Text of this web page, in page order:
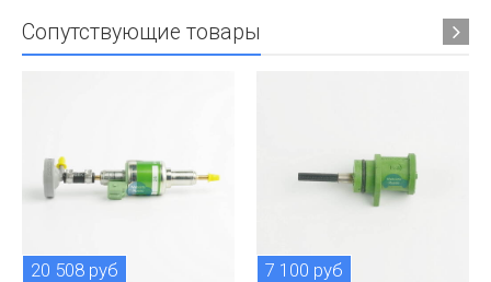
Сопутствующие товары
20 508 руб 7 100 руб